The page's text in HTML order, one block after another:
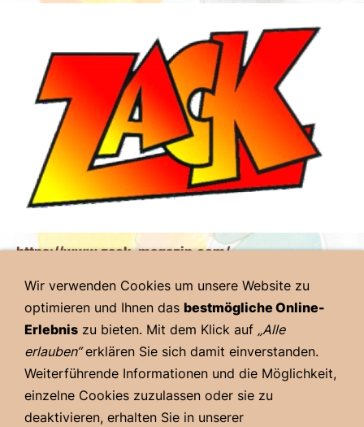
https://www.zack-magazin.com/
© 2023 - 1. Pfälzer Comic-Salon - Heimat- und
Kulturverein Gönnheim e.V. - Alle Rechte vorbehalten
Wir verwenden Cookies um unsere Website zu
optimieren und Ihnen das bestmögliche Online-
Erlebnis zu bieten. Mit dem Klick auf „Alle
erlauben“erklären Sie sich damit einverstanden.
Weiterführende Informationen und die Möglichkeit,
einzelne Cookies zuzulassen oder sie zu
deaktivieren, erhalten Sie in unserer